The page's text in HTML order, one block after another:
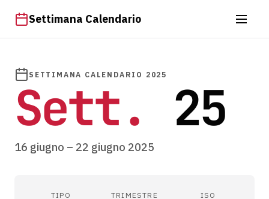
Settimana Calendario
SETTIMANA CALENDARIO 2025
Sett. 25
16 giugno – 22 giugno 2025
TIPO TRIMESTRE ISO